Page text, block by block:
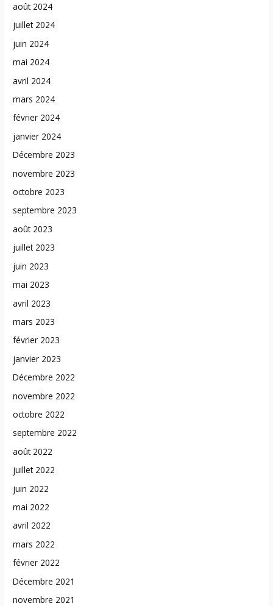
août 2024
juillet 2024
juin 2024
mai 2024
avril 2024
mars 2024
février 2024
janvier 2024
Décembre 2023
novembre 2023
octobre 2023
septembre 2023
août 2023
juillet 2023
juin 2023
mai 2023
avril 2023
mars 2023
février 2023
janvier 2023
Décembre 2022
novembre 2022
octobre 2022
septembre 2022
août 2022
juillet 2022
juin 2022
mai 2022
avril 2022
mars 2022
février 2022
Décembre 2021
novembre 2021